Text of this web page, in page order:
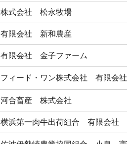
株式会社 松永牧場
有限会社 新和農産
有限会社 金子ファーム
フィード・ワン株式会社 有限会社
河合畜産 株式会社
横浜第一肉牛出荷組合 有限会社